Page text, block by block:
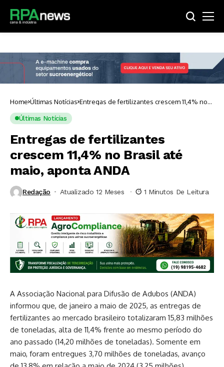
Home Últimas Notícias Entregas de fertilizantes crescem 11,4% no
Brasil até maio, aponta ANDA
Últimas Notícias
Entregas de fertilizantes
crescem 11,4% no Brasil até
maio, aponta ANDA
Redação Atualizado 12 Meses ⁮ 1 Minutos De Leitura
A Associação Nacional para Difusão de Adubos (ANDA)
informou que, de janeiro a maio de 2025, as entregas de
fertilizantes ao mercado brasileiro totalizaram 15,83 milhões
de toneladas, alta de 11,4% frente ao mesmo período do
ano passado (14,20 milhões de toneladas). Somente em
maio, foram entregues 3,70 milhões de toneladas, avanço